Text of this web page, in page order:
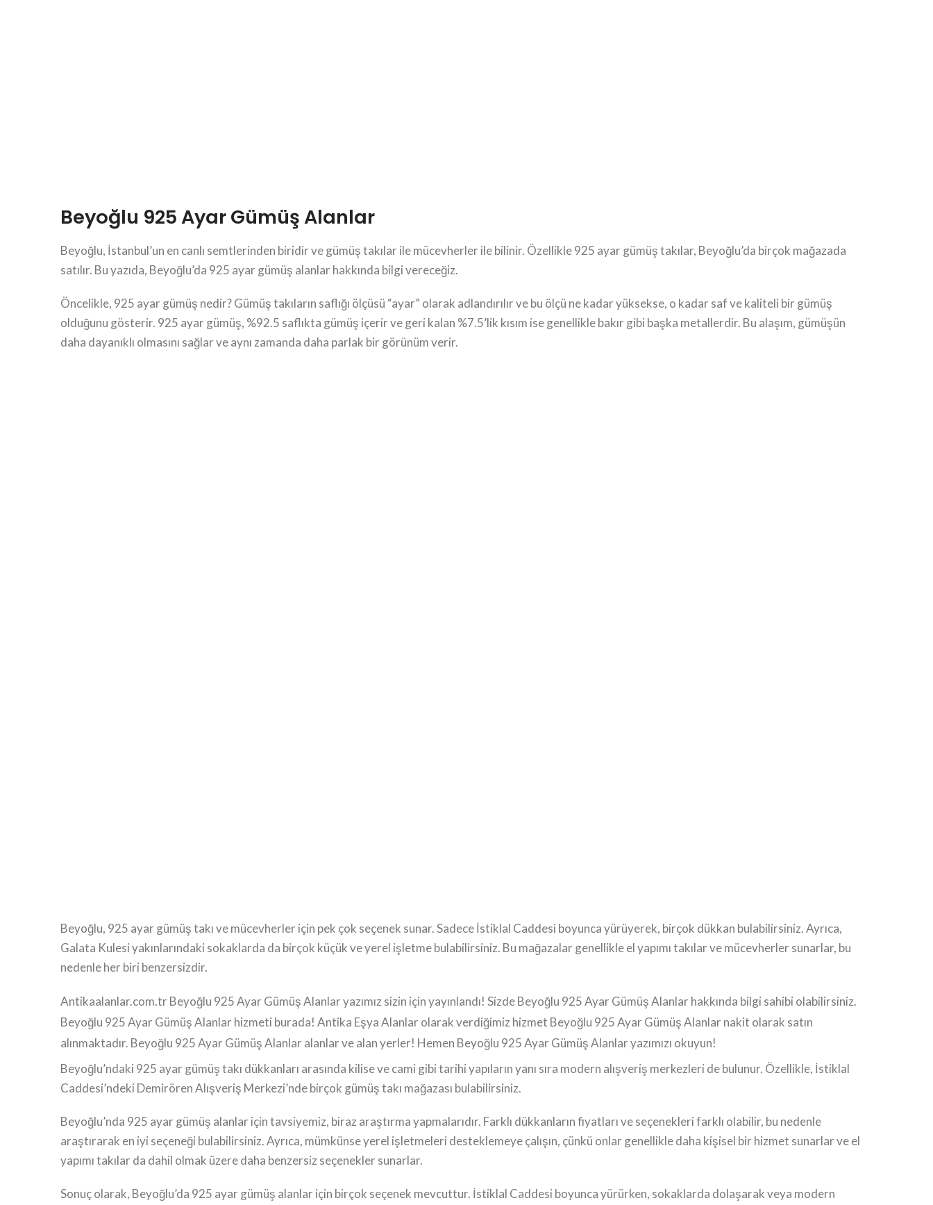
Beyoğlu 925 Ayar Gümüş Alanlar
Beyoğlu, İstanbul’un en canlı semtlerinden biridir ve gümüş takılar ile mücevherler ile bilinir. Özellikle 925 ayar gümüş takılar, Beyoğlu’da birçok mağazada
satılır. Bu yazıda, Beyoğlu’da 925 ayar gümüş alanlar hakkında bilgi vereceğiz.
Öncelikle, 925 ayar gümüş nedir? Gümüş takıların saflığı ölçüsü “ayar” olarak adlandırılır ve bu ölçü ne kadar yüksekse, o kadar saf ve kaliteli bir gümüş
olduğunu gösterir. 925 ayar gümüş, %92.5 saflıkta gümüş içerir ve geri kalan %7.5’lik kısım ise genellikle bakır gibi başka metallerdir. Bu alaşım, gümüşün
daha dayanıklı olmasını sağlar ve aynı zamanda daha parlak bir görünüm verir.
Beyoğlu, 925 ayar gümüş takı ve mücevherler için pek çok seçenek sunar. Sadece İstiklal Caddesi boyunca yürüyerek, birçok dükkan bulabilirsiniz. Ayrıca,
Galata Kulesi yakınlarındaki sokaklarda da birçok küçük ve yerel işletme bulabilirsiniz. Bu mağazalar genellikle el yapımı takılar ve mücevherler sunarlar, bu
nedenle her biri benzersizdir.
Antikaalanlar.com.tr Beyoğlu 925 Ayar Gümüş Alanlar yazımız sizin için yayınlandı! Sizde Beyoğlu 925 Ayar Gümüş Alanlar hakkında bilgi sahibi olabilirsiniz.
Beyoğlu 925 Ayar Gümüş Alanlar hizmeti burada! Antika Eşya Alanlar olarak verdiğimiz hizmet Beyoğlu 925 Ayar Gümüş Alanlar nakit olarak satın
alınmaktadır. Beyoğlu 925 Ayar Gümüş Alanlar alanlar ve alan yerler! Hemen Beyoğlu 925 Ayar Gümüş Alanlar yazımızı okuyun!
Beyoğlu’ndaki 925 ayar gümüş takı dükkanları arasında kilise ve cami gibi tarihi yapıların yanı sıra modern alışveriş merkezleri de bulunur. Özellikle, İstiklal
Caddesi’ndeki Demirören Alışveriş Merkezi’nde birçok gümüş takı mağazası bulabilirsiniz.
Beyoğlu’nda 925 ayar gümüş alanlar için tavsiyemiz, biraz araştırma yapmalarıdır. Farklı dükkanların fiyatları ve seçenekleri farklı olabilir, bu nedenle
araştırarak en iyi seçeneği bulabilirsiniz. Ayrıca, mümkünse yerel işletmeleri desteklemeye çalışın, çünkü onlar genellikle daha kişisel bir hizmet sunarlar ve el
yapımı takılar da dahil olmak üzere daha benzersiz seçenekler sunarlar.
Sonuç olarak, Beyoğlu’da 925 ayar gümüş alanlar için birçok seçenek mevcuttur. İstiklal Caddesi boyunca yürürken, sokaklarda dolaşarak veya modern